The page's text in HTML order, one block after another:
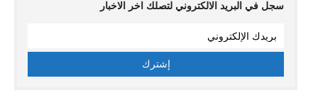
سجل في البريد الالكتروني لتصلك اخر الاخبار